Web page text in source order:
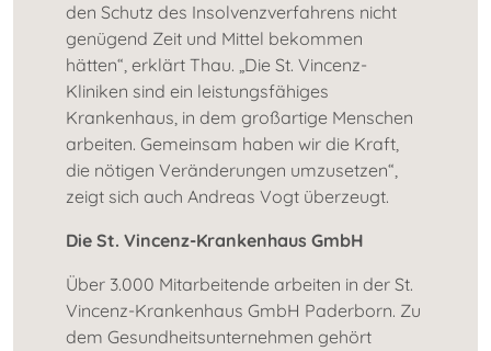
den Schutz des Insolvenzverfahrens nicht
genügend Zeit und Mittel bekommen
hätten“, erklärt Thau. „Die St. Vincenz-
Kliniken sind ein leistungsfähiges
Krankenhaus, in dem großartige Menschen
arbeiten. Gemeinsam haben wir die Kraft,
die nötigen Veränderungen umzusetzen“,
zeigt sich auch Andreas Vogt überzeugt.
Die St. Vincenz-Krankenhaus GmbH
Über 3.000 Mitarbeitende arbeiten in der St.
Vincenz-Krankenhaus GmbH Paderborn. Zu
dem Gesundheitsunternehmen gehört